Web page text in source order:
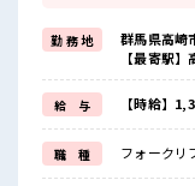
残業は月20時間以上
≪髪型自由≫
基本的に髪色自由で
(規定有)≪未経験で
新しいことにチャレ
しっかり働く環境が整
イチからスキルUP・
≪自分に向いている
困った事などがあれ
勤 務 地
群馬県高崎
【最寄駅
給 与 【時給】
職 種 フォークリ